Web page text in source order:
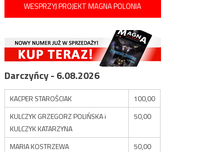
WESPRZYJ PROJEKT MAGNA POLONIA
Darczyńcy - 6.08.2026
KACPER STAROŚCIAK
100,00
KULCZYK GRZEGORZ POLIŃSKA i
KULCZYK KATARZYNA
50,00
MARIA KOSTRZEWA 50,00